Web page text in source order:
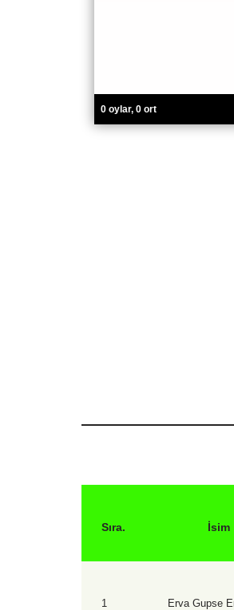
0 oylar, 0 ort
Sıra. İsim
1 Erva Gupse